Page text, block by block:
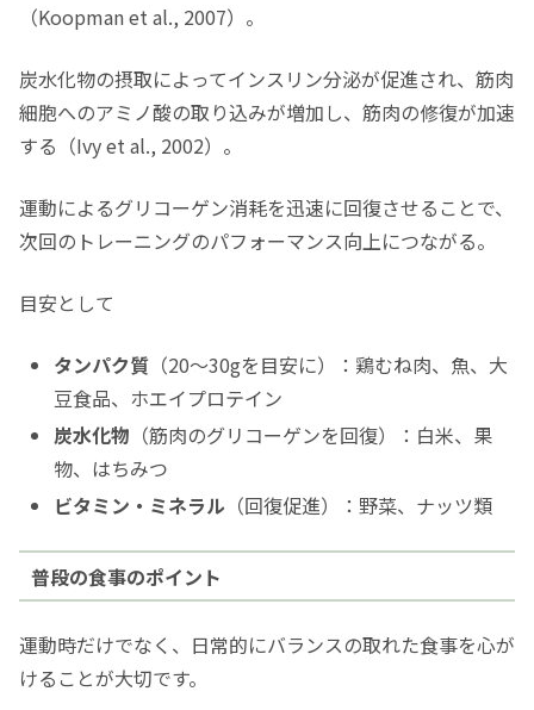
（Koopman et al., 2007）。
炭水化物の摂取によってインスリン分泌が促進され、筋肉
細胞へのアミノ酸の取り込みが増加し、筋肉の修復が加速
する（Ivy et al., 2002）。
運動によるグリコーゲン消耗を迅速に回復させることで、
次回のトレーニングのパフォーマンス向上につながる。
目安として
タンパク質 （20〜30gを目安に）：鶏むね肉、魚、大
豆食品、ホエイプロテイン
炭水化物 （筋肉のグリコーゲンを回復）：白米、果
物、はちみつ
ビタミン・ミネラル （回復促進）：野菜、ナッツ類
普段の食事のポイント
運動時だけでなく、日常的にバランスの取れた食事を心が
けることが大切です。